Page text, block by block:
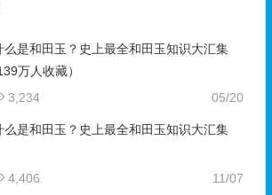
么是和田玉？史上最全和田玉知识大汇集
万人收藏）
05/20
3,234
么是和田玉？史上最全和田玉知识大汇集
11/07
4,406